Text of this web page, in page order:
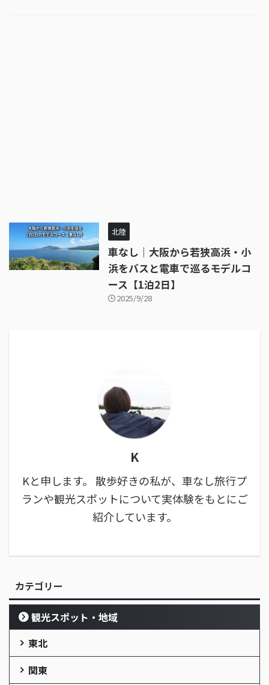
北陸
車なし｜大阪から若狭高浜・小
浜をバスと電車で巡るモデルコ
ース【1泊2日】
2025/9/28
K
Kと申します。 散歩好きの私が、車なし旅行プ
ランや観光スポットについて実体験をもとにご
紹介しています。
カテゴリー
観光スポット・地域
東北
関東